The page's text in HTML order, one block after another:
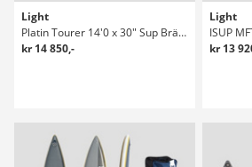
Light
Platin Tourer 14'0 x 30" Sup Bräda Set
kr 14 850,-
Light
kr 13